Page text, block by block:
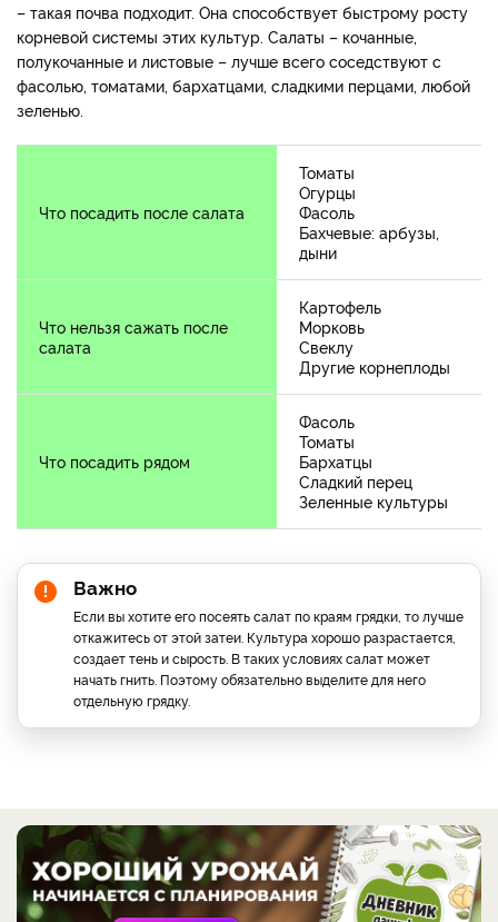
– такая почва подходит. Она способствует быстрому росту
корневой системы этих культур. Салаты – кочанные,
полукочанные и листовые – лучше всего соседствуют с
фасолью, томатами, бархатцами, сладкими перцами, любой
зеленью.
Что посадить после салата
Томаты
Огурцы
Фасоль
Бахчевые: арбузы,
дыни
Что нельзя сажать после
салата
Картофель
Морковь
Свеклу
Другие корнеплоды
Что посадить рядом
Фасоль
Томаты
Бархатцы
Сладкий перец
Зеленные культуры
Важно
Если вы хотите его посеять салат по краям грядки, то лучше
откажитесь от этой затеи. Культура хорошо разрастается,
создает тень и сырость. В таких условиях салат может
начать гнить. Поэтому обязательно выделите для него
отдельную грядку.